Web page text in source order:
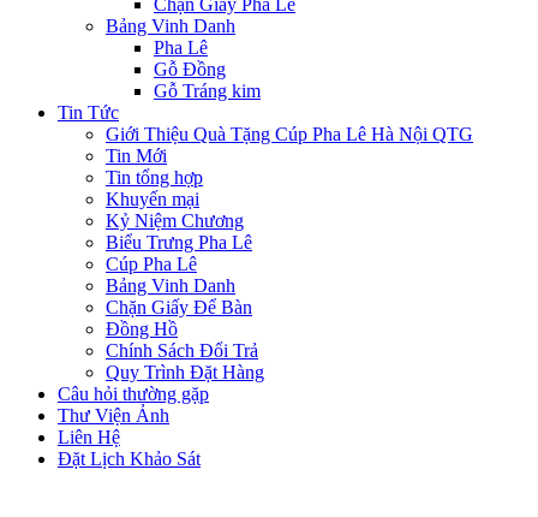
Bảng Vinh Danh
Pha Lê
Gỗ Đồng
Gỗ Tráng kim
Tin Tức
Giới Thiệu Quà Tặng Cúp Pha Lê Hà Nội QTG
Tin Mới
Tin tổng hợp
Khuyến mại
Kỷ Niệm Chương
Biểu Trưng Pha Lê
Cúp Pha Lê
Bảng Vinh Danh
Chặn Giấy Để Bàn
Đồng Hồ
Chính Sách Đổi Trả
Quy Trình Đặt Hàng
Câu hỏi thường gặp
Thư Viện Ảnh
Liên Hệ
Đặt Lịch Khảo Sát